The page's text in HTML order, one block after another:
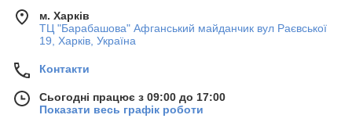
м. Харків
ТЦ "Барабашова" Афганський майданчик вул Раєвської
19, Харків, Україна
Контакти
Сьогодні працює з 09:00 до 17:00
Показати весь графік роботи